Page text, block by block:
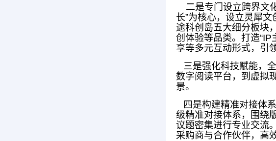
二是专门设立跨界文
长”为核心，设立灵犀
途科创岛五大细分板块
创体验等品类。打造
享等多元互动形式，引
三是强化科技赋能，
数字阅读平台，到虚拟
景。
四是构建精准对接体
级精准对接体系，围绕
议题密集进行专业交流
采购商与合作伙伴，高